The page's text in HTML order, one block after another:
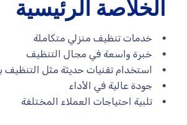
الخلاصة الرئيسية
خدمات تنظيف منزلي متكاملة
خبرة واسعة في مجال التنظيف
استخدام تقنيات حديثة مثل التنظيف
جودة عالية في الأداء
تلبية احتياجات العملاء المختلفة